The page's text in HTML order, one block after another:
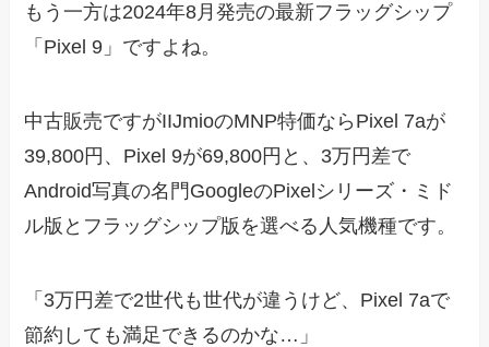
もう一方は2024年8月発売の最新フラッグシップ
「Pixel 9」ですよね。
中古販売ですがIIJmioのMNP特価ならPixel 7aが
39,800円、Pixel 9が69,800円と、3万円差で
Android写真の名門GoogleのPixelシリーズ・ミド
ル版とフラッグシップ版を選べる人気機種です。
「3万円差で2世代も世代が違うけど、Pixel 7aで
節約しても満足できるのかな…」